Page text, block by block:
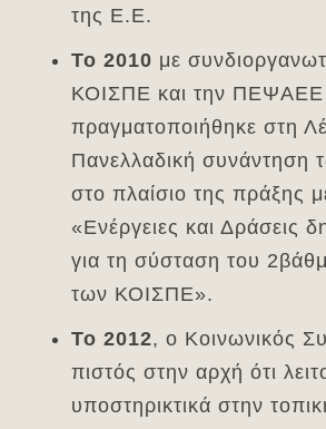
της Ε.Ε.
Το 2010 με
ΚΟΙΣΠΕ και την ΠΕΨΑΕΕ
πραγματοποιήθηκε στη
Πανελλαδική συνάντηση
στο πλαίσιο της πράξης
«Ενέργειες και Δράσεις
για τη σύσταση του
των ΚΟΙΣΠΕ».
Το 2012, ο Κοινωνικός
πιστός στην αρχή ότι
υποστηρικτικά στην